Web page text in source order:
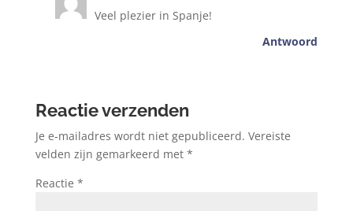
Veel plezier in Spanje!
Antwoord
Reactie verzenden
Je e-mailadres wordt niet gepubliceerd. Vereiste
velden zijn gemarkeerd met *
Reactie *